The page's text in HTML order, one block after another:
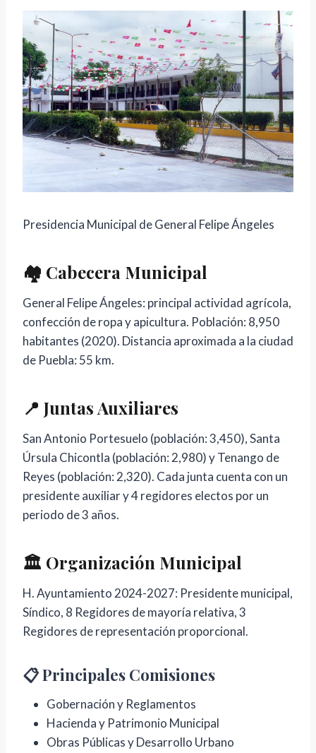
Presidencia Municipal de General Felipe Ángeles
🏘️ Cabecera Municipal
General Felipe Ángeles: principal actividad agrícola,
confección de ropa y apicultura. Población: 8,950
habitantes (2020). Distancia aproximada a la ciudad
de Puebla: 55 km.
📍 Juntas Auxiliares
San Antonio Portesuelo (población: 3,450), Santa
Úrsula Chicontla (población: 2,980) y Tenango de
Reyes (población: 2,320). Cada junta cuenta con un
presidente auxiliar y 4 regidores electos por un
periodo de 3 años.
🏛️ Organización Municipal
H. Ayuntamiento 2024-2027: Presidente municipal,
Síndico, 8 Regidores de mayoría relativa, 3
Regidores de representación proporcional.
📋 Principales Comisiones
Gobernación y Reglamentos
Hacienda y Patrimonio Municipal
Obras Públicas y Desarrollo Urbano